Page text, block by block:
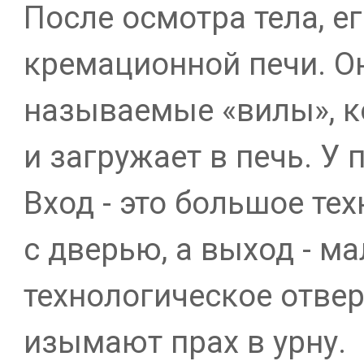
После осмотра тела,
кремационной печи.
называемые «вилы»,
и загружает в печь. У
Вход - это большое
с дверью, а выход -
технологическое
изымают прах в урну.